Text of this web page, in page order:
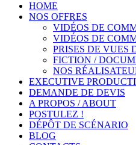
HOME
NOS OFFRES
VIDÉOS DE
VIDÉOS DE
PRISES DE VUES
FICTION /
NOS
EXECUTIVE
DEMANDE DE DEVIS
A PROPOS / ABOUT
POSTULEZ !
DÉPÔT DE SCÉNARIO
BLOG